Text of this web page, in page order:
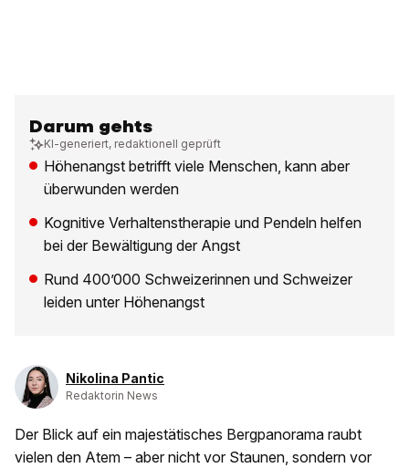
Darum gehts
KI-generiert, redaktionell geprüft
Höhenangst betrifft viele Menschen, kann aber
überwunden werden
Kognitive Verhaltenstherapie und Pendeln helfen
bei der Bewältigung der Angst
Rund 400’000 Schweizerinnen und Schweizer
leiden unter Höhenangst
Nikolina Pantic
Redaktorin News
Der Blick auf ein majestätisches Bergpanorama raubt
vielen den Atem – aber nicht vor Staunen, sondern vor